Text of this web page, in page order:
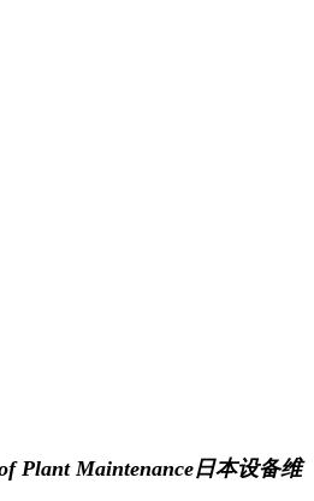
Plant Maintenance日本设备维